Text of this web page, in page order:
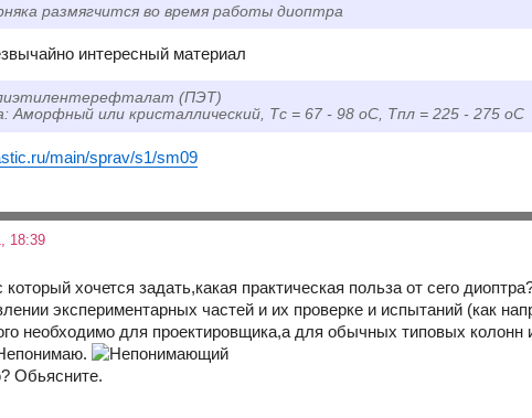
размягчится во время работы диоптра
интересный материал
(ПЭТ)
Аморфный или кристаллический, Тс = 67 - 98 оС, Tпл = 225 - 275 оС
main/sprav/s1/sm09
18:39
хочется задать,какая практическая польза от сего
экспериментарных частей и их проверке и испытаний (как
необходимо для проектировщика,а для обычных типовых
Обьясните.